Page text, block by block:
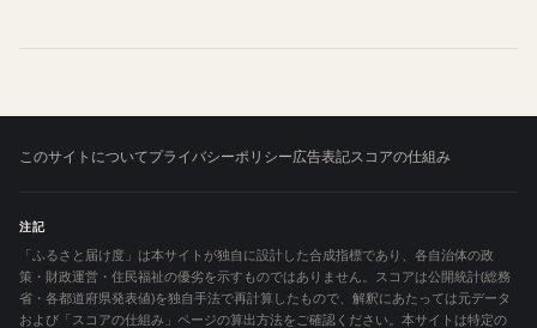
このサイトについてプライバシーポリシー広告表記スコアの仕組み
注記
「ふるさと届け度」は本サイトが独自に設計した合成指標であり、各自治体の政
策・財政運営・住民福祉の優劣を示すものではありません。スコアは公開統計(総務
省・各都道府県発表値)を独自手法で再計算したもので、解釈にあたっては元データ
および「スコアの仕組み」ページの算出方法をご確認ください。本サイトは特定の